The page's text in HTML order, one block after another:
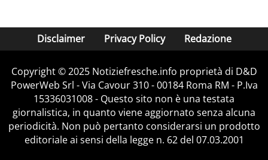
Disclaimer Privacy Policy Redazione
Copyright © 2025 Notiziefresche.info proprietà di D&D
PowerWeb Srl - Via Cavour 310 - 00184 Roma RM - P.Iva
15336031008 - Questo sito non è una testata
giornalistica, in quanto viene aggiornato senza alcuna
periodicità. Non può pertanto considerarsi un prodotto
editoriale ai sensi della legge n. 62 del 07.03.2001